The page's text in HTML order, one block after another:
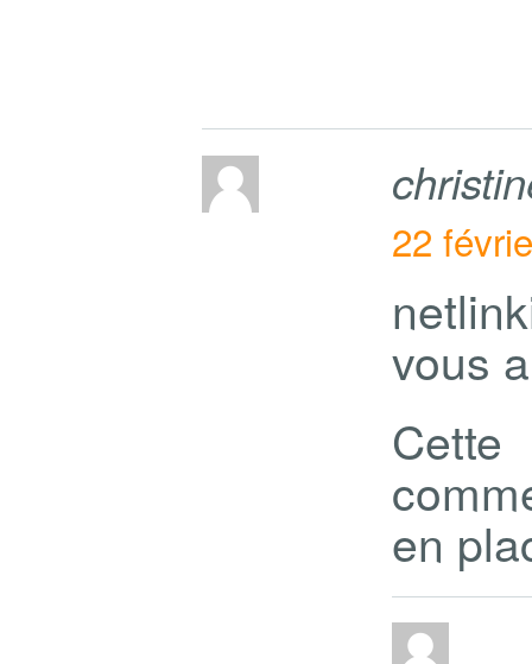
22
vous
en